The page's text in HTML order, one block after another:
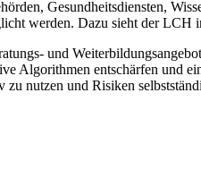
Gesundheitsdiensten,
werden. Dazu sieht der LCH
und
Algorithmen entschärfen und
nutzen und Risiken